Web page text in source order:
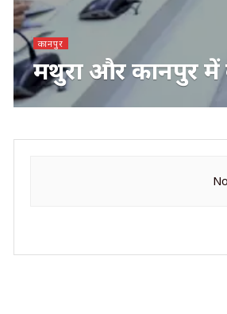
कानपुर
मथुरा और कानपुर में